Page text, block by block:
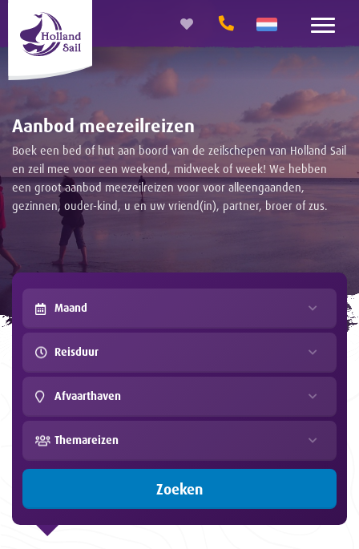
Aanbod meezeilreizen
Boek een bed of hut aan boord van de zeilschepen van Holland Sail
en zeil mee voor een weekend, midweek of week! We hebben
een groot aanbod meezeilreizen voor voor alleengaanden,
gezinnen, ouder-kind, u en uw vriend(in), partner, broer of zus.
Maand
Reisduur
Afvaarthaven
Themareizen
Zoeken